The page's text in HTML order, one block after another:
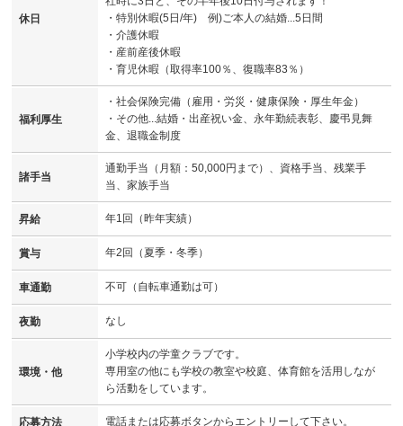
休日
・特別休暇(5日/年) 例)ご本人の結婚...5日間
・介護休暇
・産前産後休暇
・育児休暇（取得率100％、復職率83％）
福利厚生
・社会保険完備（雇用・労災・健康保険・厚生年金）
・その他...結婚・出産祝い金、永年勤続表彰、慶弔見舞
金、退職金制度
諸手当
通勤手当（月額：50,000円まで）、資格手当、残業手
当、家族手当
昇給 年1回（昨年実績）
賞与 年2回（夏季・冬季）
車通勤 不可（自転車通勤は可）
夜勤 なし
環境・他
小学校内の学童クラブです。
専用室の他にも学校の教室や校庭、体育館を活用しなが
ら活動をしています。
応募方法 電話または応募ボタンからエントリーして下さい。